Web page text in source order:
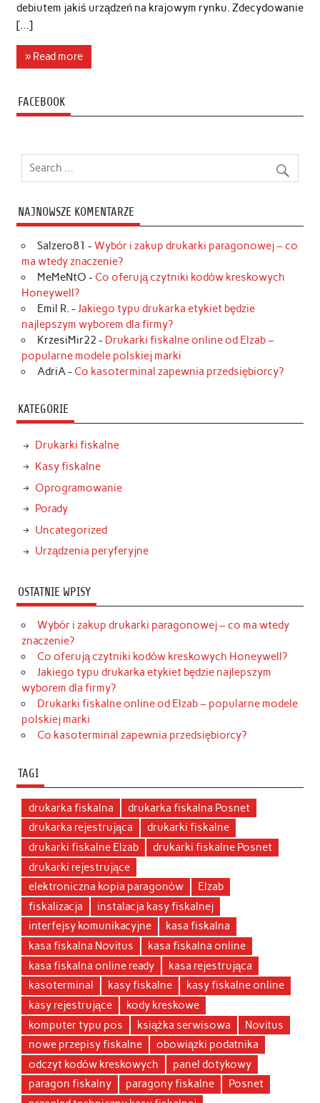
debiutem jakiś urządzeń na krajowym rynku. Zdecydowanie
[…]
» Read more
FACEBOOK
NAJNOWSZE KOMENTARZE
Salzero81 - Wybór i zakup drukarki paragonowej – co
ma wtedy znaczenie?
MeMeNtO - Co oferują czytniki kodów kreskowych
Honeywell?
Emil R. - Jakiego typu drukarka etykiet będzie
najlepszym wyborem dla firmy?
KrzesiMir22 - Drukarki fiskalne online od Elzab –
popularne modele polskiej marki
AdriA- Co kasoterminal zapewnia przedsiębiorcy?
KATEGORIE
Drukarki fiskalne
Kasy fiskalne
Oprogramowanie
Porady
Uncategorized
Urządzenia peryferyjne
OSTATNIE WPISY
Wybór i zakup drukarki paragonowej – co ma wtedy
znaczenie?
Co oferują czytniki kodów kreskowych Honeywell?
Jakiego typu drukarka etykiet będzie najlepszym
wyborem dla firmy?
Drukarki fiskalne online od Elzab – popularne modele
polskiej marki
Co kasoterminal zapewnia przedsiębiorcy?
TAGI
drukarka fiskalna
drukarka fiskalna Posnet
drukarka rejestrująca
drukarki fiskalne
drukarki fiskalne Elzab
drukarki fiskalne Posnet
drukarki rejestrujące
elektroniczna kopia paragonów
Elzab
fiskalizacja
instalacja kasy fiskalnej
interfejsy komunikacyjne
kasa fiskalna
kasa fiskalna Novitus
kasa fiskalna online
kasa fiskalna online ready
kasa rejestrująca
kasoterminal
kasy fiskalne
kasy fiskalne online
kasy rejestrujące
kody kreskowe
komputer typu pos
książka serwisowa
Novitus
nowe przepisy fiskalne
obowiązki podatnika
odczyt kodów kreskowych
panel dotykowy
paragon fiskalny
paragony fiskalne
Posnet